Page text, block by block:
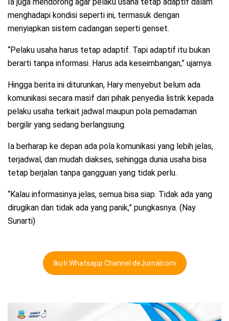
menghadapi kondisi seperti ini, termasuk dengan
menyiapkan sistem cadangan seperti genset.
“Pelaku usaha harus tetap adaptif. Tapi adaptif itu bukan
berarti tanpa informasi. Harus ada keseimbangan,” ujarnya.
Hingga berita ini diturunkan, Hary menyebut belum ada
komunikasi secara masif dari pihak penyedia listrik kepada
pelaku usaha terkait jadwal maupun pola pemadaman
bergilir yang sedang berlangsung.
Ia berharap ke depan ada pola komunikasi yang lebih jelas,
terjadwal, dan mudah diakses, sehingga dunia usaha bisa
tetap berjalan tanpa gangguan yang tidak perlu.
“Kalau informasinya jelas, semua bisa siap. Tidak ada yang
dirugikan dan tidak ada yang panik,” pungkasnya. (Nay
Sunarti)
Ikuti Whatsapp Channel deJurnalcom